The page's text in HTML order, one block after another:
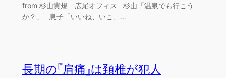
from 杉山貴規 広尾オフィス 杉山「温泉でも行こう
か？」 息子「いいね、いこ、…
長期の『肩痛』は頚椎が犯人